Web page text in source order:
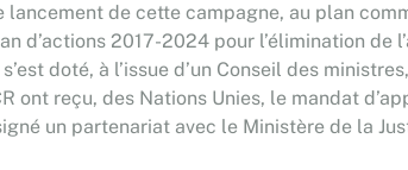
lancement de cette campagne, au plan
d’actions 2017-2024 pour l’élimination de
doté, à l’issue d’un Conseil des
ont reçu, des Nations Unies, le mandat
un partenariat avec le Ministère de la